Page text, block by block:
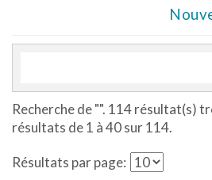
Recherche de "". 114 résultat(s)
résultats de 1 à 40 sur 114.
Résultats par page: